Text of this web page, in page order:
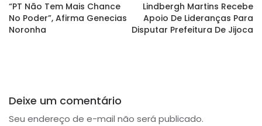
“PT Não Tem Mais Chance
No Poder”, Afirma Genecias
Noronha
Lindbergh Martins Recebe
Apoio De Lideranças Para
Disputar Prefeitura De Jijoca
Deixe um comentário
Seu endereço de e-mail não será publicado.